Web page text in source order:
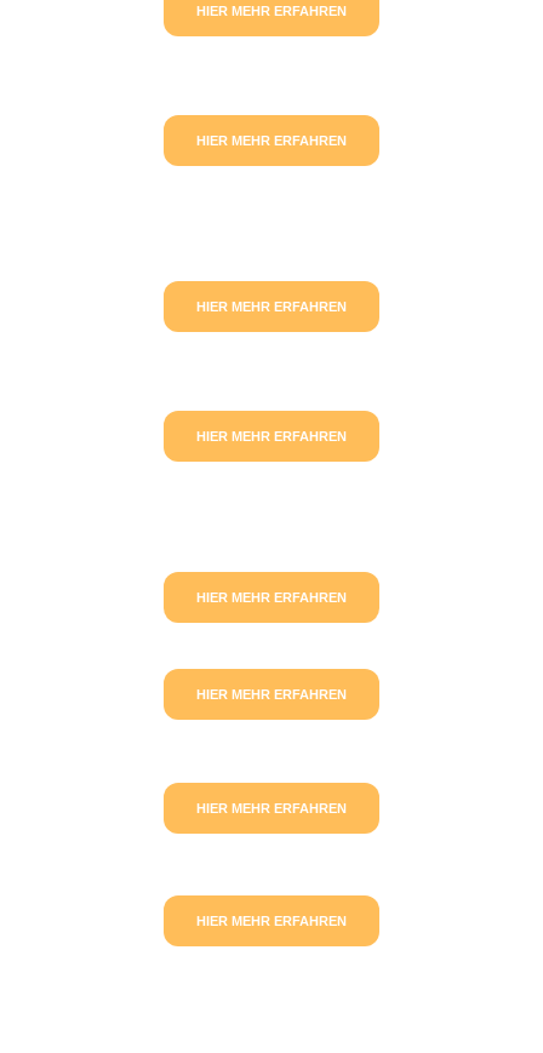
HIER MEHR ERFAHREN
HIER MEHR ERFAHREN
HIER MEHR ERFAHREN
HIER MEHR ERFAHREN
HIER MEHR ERFAHREN
HIER MEHR ERFAHREN
HIER MEHR ERFAHREN
HIER MEHR ERFAHREN